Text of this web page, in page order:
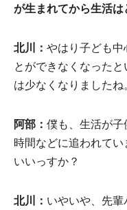
が生まれてから生活は
北川 ： やはり子ども中
とができなくなった
は少なくなりましたね。
阿部 ： 僕も、生活が
時間などに追われて
いいっすか？
北川 ： いやいや、先輩